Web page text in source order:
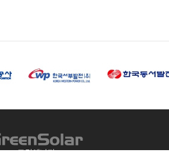
그린에너지